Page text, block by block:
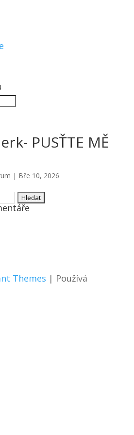
PUSŤTE MĚ
| Bře 10, 2026
Themes | Používá